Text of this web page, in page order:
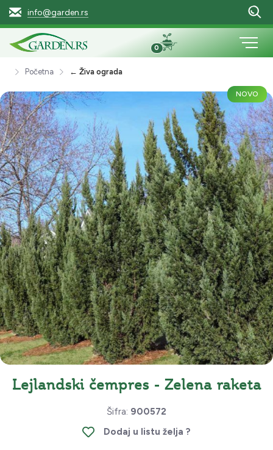
info@garden.rs
0
Početna ← Živa ograda
NOVO
Lejlandski čempres - Zelena raketa
Šifra: 900572
Dodaj u listu želja ?